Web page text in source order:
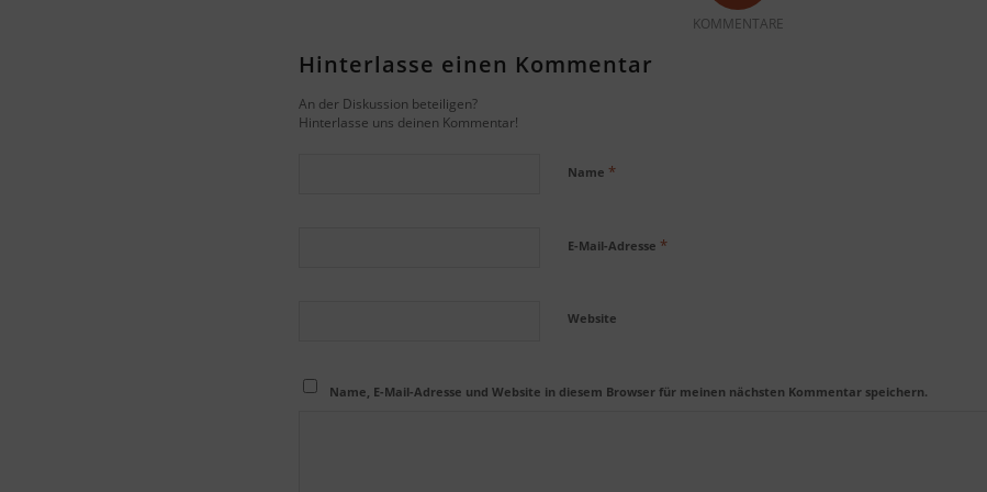
KOMMENTARE
Hinterlasse einen Kommentar
An der Diskussion beteiligen?
Hinterlasse uns deinen Kommentar!
Name *
E-Mail-Adresse *
Website
Name, E-Mail-Adresse und Website in diesem Browser für meinen nächsten Kommentar speichern.